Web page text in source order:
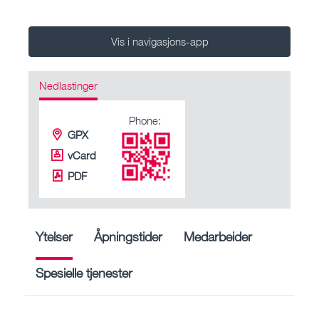
Vis i navigasjons-app
Nedlastinger
GPX
vCard
PDF
Phone:
Ytelser Åpningstider Medarbeider
Spesielle tjenester